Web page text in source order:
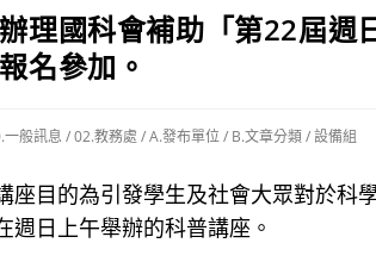
理國科會補助「第22屆週
名參加。
一般訊息 /02.教務處 /A.發布單位/ B.文章分類/設備組
座目的為引發學生及社會大眾對於科
週日上午舉辦的科普講座。